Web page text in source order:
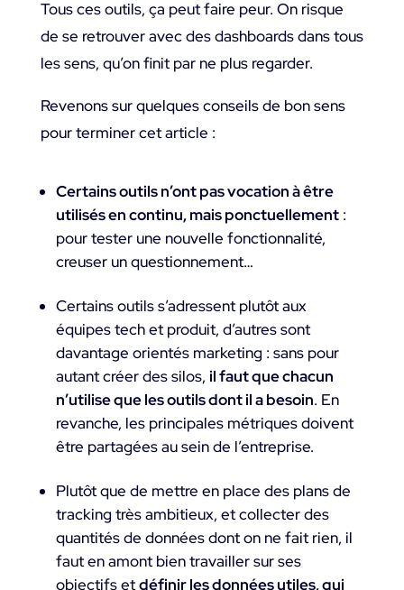
Tous ces outils, ça peut faire peur. On risque
de se retrouver avec des dashboards dans tous
les sens, qu’on finit par ne plus regarder.
Revenons sur quelques conseils de bon sens
pour terminer cet article :
Certains outils n’ont pas vocation à être
utilisés en continu, mais ponctuellement:
pour tester une nouvelle fonctionnalité,
creuser un questionnement…
Certains outils s’adressent plutôt aux
équipes tech et produit, d’autres sont
davantage orientés marketing : sans pour
autant créer des silos, il faut que chacun
n’utilise que les outils dont il a besoin. En
revanche, les principales métriques doivent
être partagées au sein de l’entreprise.
Plutôt que de mettre en place des plans de
tracking très ambitieux, et collecter des
quantités de données dont on ne fait rien, il
faut en amont bien travailler sur ses
objectifs etdéfinir les données utiles, qui